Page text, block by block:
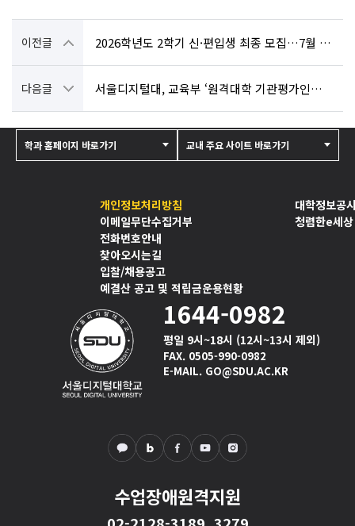
이전글 2026학년도 2학기 신·편입생 최종 모집…7월 25일 시작
다음글 서울디지털대, 교육부 ‘원격대학 기관평가인증’ 전 영역 ‘인증’…디지털 교육 경쟁력 입증
개인정보처리방침
이메일무단수집거부
전화번호안내
찾아오시는길
입찰/채용공고
예결산 공고 및 적립금운용현황
대학정보공
청렴한e세상
1644-0982
평일 9시~18시 (12시~13시 제외)
FAX. 0505-990-0982
E-MAIL. GO@SDU.AC.KR
수업장애원격지원
학과 홈페이지 바로가기 교내 주요 사이트 바로가기